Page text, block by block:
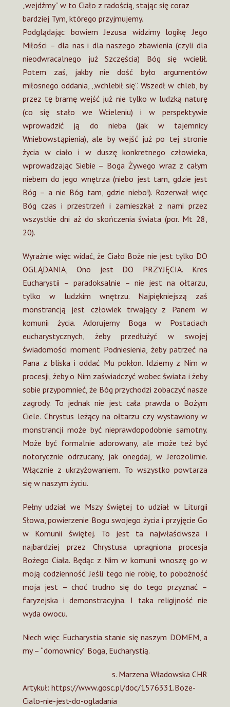
„wejdźmy” w to Ciało z radością, stając się coraz
bardziej Tym, którego przyjmujemy.
Podglądając bowiem Jezusa widzimy logikę Jego
Miłości – dla nas i dla naszego zbawienia (czyli dla
nieodwracalnego już Szczęścia) Bóg się wcielił.
Potem zaś, jakby nie dość było argumentów
miłosnego oddania, „wchlebił się”. Wszedł w chleb, by
przez tę bramę wejść już nie tylko w ludzką naturę
(co się stało we Wcieleniu) i w perspektywie
wprowadzić ją do nieba (jak w tajemnicy
Wniebowstąpienia), ale by wejść już po tej stronie
życia w ciało i w duszę konkretnego człowieka,
wprowadzając Siebie – Boga Żywego wraz z całym
niebem do jego wnętrza (niebo jest tam, gdzie jest
Bóg – a nie Bóg tam, gdzie niebo!). Rozerwał więc
Bóg czas i przestrzeń i zamieszkał z nami przez
wszystkie dni aż do skończenia świata (por. Mt 28,
20).
Wyraźnie więc widać, że Ciało Boże nie jest tylko DO
OGLĄDANIA, Ono jest DO PRZYJĘCIA. Kres
Eucharystii – paradoksalnie – nie jest na ołtarzu,
tylko w ludzkim wnętrzu. Najpiękniejszą zaś
monstrancją jest człowiek trwający z Panem w
komunii życia. Adorujemy Boga w Postaciach
eucharystycznych, żeby przedłużyć w swojej
świadomości moment Podniesienia, żeby patrzeć na
Pana z bliska i oddać Mu pokłon. Idziemy z Nim w
procesji, żeby o Nim zaświadczyć wobec świata i żeby
sobie przypomnieć, że Bóg przychodzi zobaczyć nasze
zagrody. To jednak nie jest cała prawda o Bożym
Ciele. Chrystus leżący na ołtarzu czy wystawiony w
monstrancji może być nieprawdopodobnie samotny.
Może być formalnie adorowany, ale może też być
notorycznie odrzucany, jak onegdaj, w Jerozolimie.
Włącznie z ukrzyżowaniem. To wszystko powtarza
się w naszym życiu.
Pełny udział we Mszy świętej to udział w Liturgii
Słowa, powierzenie Bogu swojego życia i przyjęcie Go
w Komunii świętej. To jest ta najwłaściwsza i
najbardziej przez Chrystusa upragniona procesja
Bożego Ciała. Będąc z Nim w komunii wnoszę go w
moją codzienność. Jeśli tego nie robię, to pobożność
moja jest – choć trudno się do tego przyznać –
faryzejska i demonstracyjna. I taka religijność nie
wyda owocu.
Niech więc Eucharystia stanie się naszym DOMEM, a
my – “domownicy” Boga, Eucharystią.
s. Marzena Władowska CHR
Artykuł: https://www.gosc.pl/doc/1576331.Boze-
Cialo-nie-jest-do-ogladania